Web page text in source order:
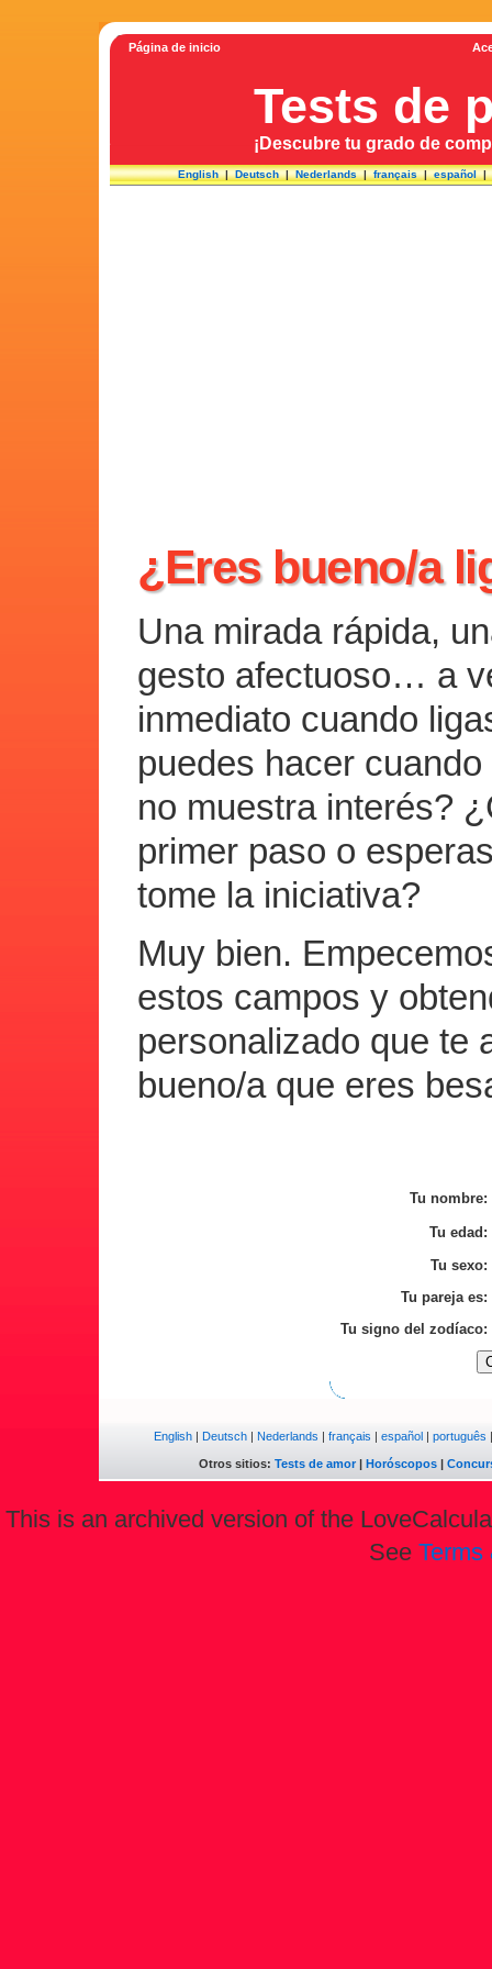
Página de inicio
Tests de
¡Descubre tu grado de
English|Deutsch|Nederlands|français|español|
¿Eres bueno/a
Una mirada rápida,
gesto afectuoso… a
inmediato cuando
puedes hacer
no muestra interés?
primer paso o
tome la iniciativa?
Muy bien.
estos campos y
personalizado que te
bueno/a que eres
Tu nombre:
Tu edad:
Tu sexo:
Tu pareja es:
Tu signo del zodíaco:
English | Deutsch | Nederlands | français | español | português
Otros sitios: Tests de amor| Horóscopos |
This is an archived version of the
See Terms